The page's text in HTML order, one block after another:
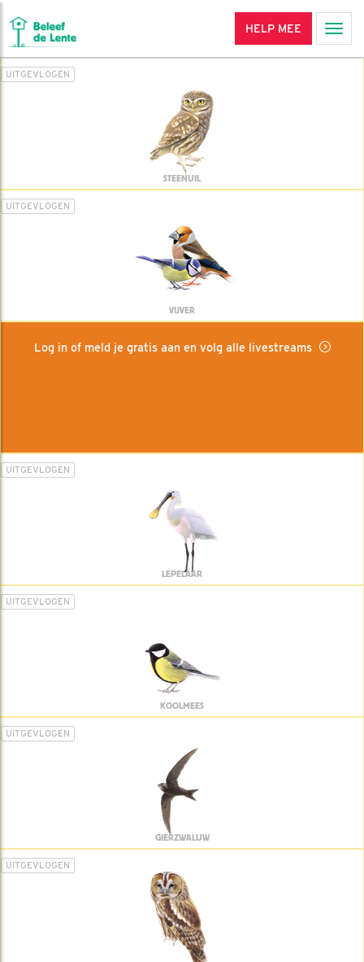
HELP MEE
UITGEVLOGEN
STEENUIL
UITGEVLOGEN
VIJVER
Log in of meld je gratis aan en volg alle livestreams
UITGEVLOGEN
LEPELAAR
UITGEVLOGEN
KOOLMEES
UITGEVLOGEN
GIERZWALUW
UITGEVLOGEN